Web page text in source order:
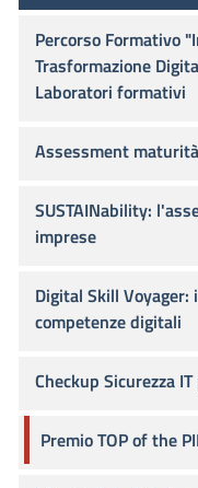
Percorso Formativo
Trasformazione
Laboratori formativi
Assessment
SUSTAINability:
imprese
Digital Skill
competenze digitali
Checkup Sicurezza
Premio TOP of the